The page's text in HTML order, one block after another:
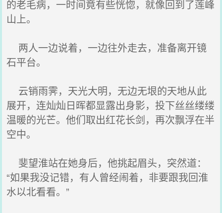
的老毛病，一时间竟有些恍惚，就像回到了莲峰
山上。
两人一边说着，一边往外走去，准备离开镜
石平台。
云销雨霁，天光大明，无边无垠的天地从此
展开，连灿灿日晖都显露出身影，投下丝丝缕缕
温暖的光芒。他们取出红花长剑，再次飘浮在半
空中。
斐望淮站在她身后，他挑起眉头，突然道：
“如果我没记错，有人曾经闹着，非要跟我回淮
水以北看看。”